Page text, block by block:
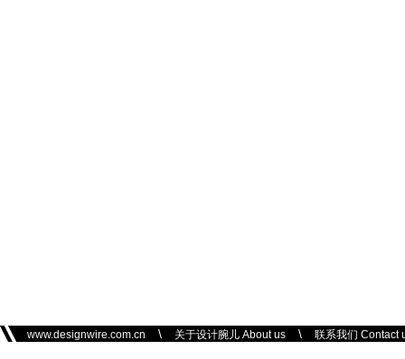
www.designwire.com.cn \ 关于设计腕儿 About us \ 联系我们 Contact